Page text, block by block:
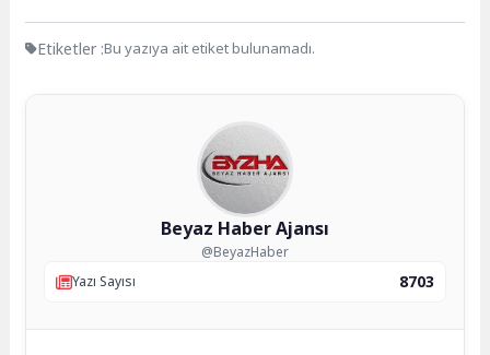
Etiketler :Bu yazıya ait etiket bulunamadı.
Beyaz Haber Ajansı
@BeyazHaber
Yazı Sayısı
8703